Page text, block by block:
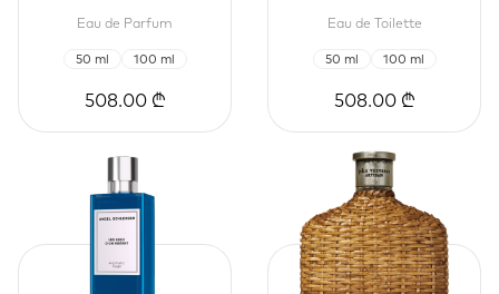
Eau de Parfum
50 ml 100 ml
508.00 ₾
Eau de Toilette
50 ml 100 ml
508.00 ₾